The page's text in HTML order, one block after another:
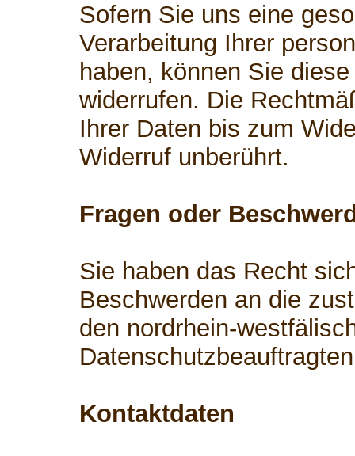
Sofern Sie uns eine
Verarbeitung Ihrer
haben, können Sie
widerrufen. Die
Ihrer Daten bis zum
Widerruf unberührt.
Fragen oder
Sie haben das Recht
Beschwerden an die
den nordrhein-
Kontaktdaten